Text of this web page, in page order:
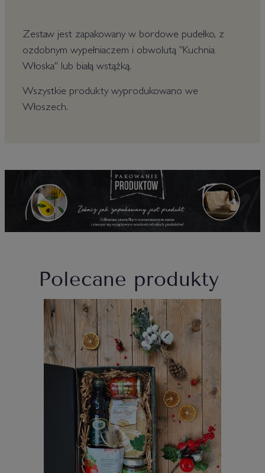
Zestaw jest zapakowany w bordowe pudełko, z
ozdobnym wypełniaczem i obwolutą "Kuchnia
Włoska" lub białą wstążką.
Wszystkie produkty wyprodukowano we
Włoszech.
Polecane produkty